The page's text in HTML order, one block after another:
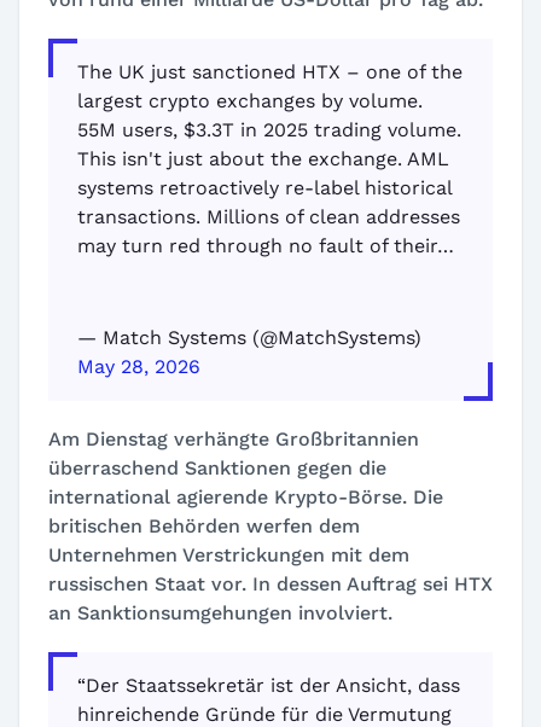
The UK just sanctioned HTX – one of the
largest crypto exchanges by volume.
55M users, $3.3T in 2025 trading volume.
This isn't just about the exchange. AML
systems retroactively re-label historical
transactions. Millions of clean addresses
may turn red through no fault of their…
— Match Systems (@MatchSystems)
May 28, 2026
Am Dienstag verhängte Großbritannien
überraschend Sanktionen gegen die
international agierende Krypto-Börse. Die
britischen Behörden werfen dem
Unternehmen Verstrickungen mit dem
russischen Staat vor. In dessen Auftrag sei HTX
an Sanktionsumgehungen involviert.
“Der Staatssekretär ist der Ansicht, dass
hinreichende Gründe für die Vermutung